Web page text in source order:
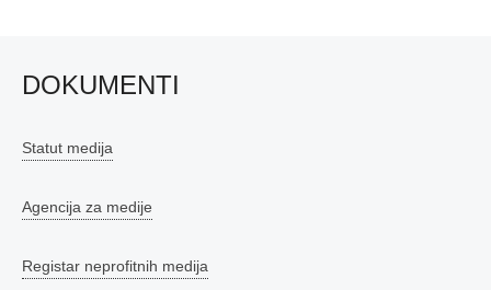
DOKUMENTI
Statut medija
Agencija za medije
Registar neprofitnih medija